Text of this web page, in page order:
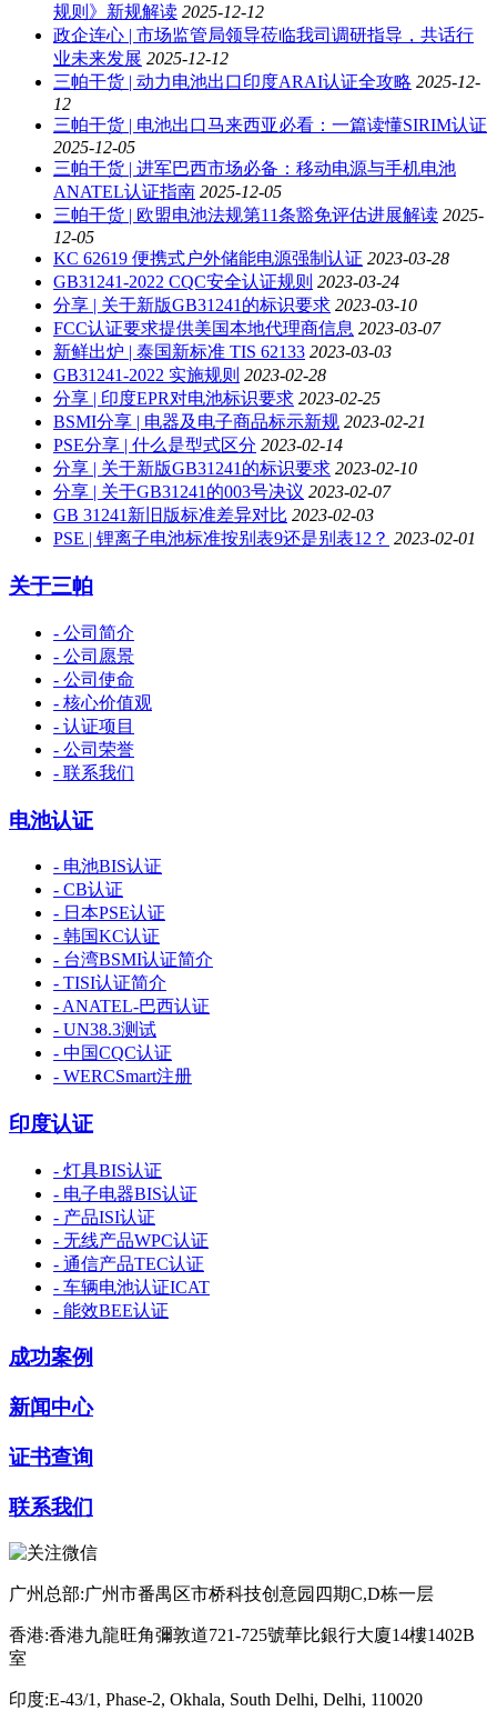
规则》新规解读 2025-12-12
政企连心 | 市场监管局领导莅临我司调研指导，共话行
业未来发展 2025-12-12
三帕干货 | 动力电池出口印度ARAI认证全攻略 2025-12-
12
三帕干货 | 电池出口马来西亚必看：一篇读懂SIRIM认证
2025-12-05
三帕干货 | 进军巴西市场必备：移动电源与手机电池
ANATEL认证指南 2025-12-05
三帕干货 | 欧盟电池法规第11条豁免评估进展解读 2025-
12-05
KC 62619 便携式户外储能电源强制认证 2023-03-28
GB31241-2022 CQC安全认证规则 2023-03-24
分享 | 关于新版GB31241的标识要求 2023-03-10
FCC认证要求提供美国本地代理商信息 2023-03-07
新鲜出炉 | 泰国新标准 TIS 62133 2023-03-03
GB31241-2022 实施规则 2023-02-28
分享 | 印度EPR对电池标识要求 2023-02-25
BSMI分享 | 电器及电子商品标示新规 2023-02-21
PSE分享 | 什么是型式区分 2023-02-14
分享 | 关于新版GB31241的标识要求 2023-02-10
分享 | 关于GB31241的003号决议 2023-02-07
GB 31241新旧版标准差异对比 2023-02-03
PSE | 锂离子电池标准按别表9还是别表12？ 2023-02-01
关于三帕
- 公司简介
- 公司愿景
- 公司使命
- 核心价值观
- 认证项目
- 公司荣誉
- 联系我们
电池认证
- 电池BIS认证
- CB认证
- 日本PSE认证
- 韩国KC认证
- 台湾BSMI认证简介
- TISI认证简介
- ANATEL-巴西认证
- UN38.3测试
- 中国CQC认证
- WERCSmart注册
印度认证
- 灯具BIS认证
- 电子电器BIS认证
- 产品ISI认证
- 无线产品WPC认证
- 通信产品TEC认证
- 车辆电池认证ICAT
- 能效BEE认证
成功案例
新闻中心
证书查询
联系我们
广州总部:广州市番禺区市桥科技创意园四期C,D栋一层
香港:香港九龍旺角彌敦道721-725號華比銀行大廈14樓1402B
室
印度:E-43/1, Phase-2, Okhala, South Delhi, Delhi, 110020